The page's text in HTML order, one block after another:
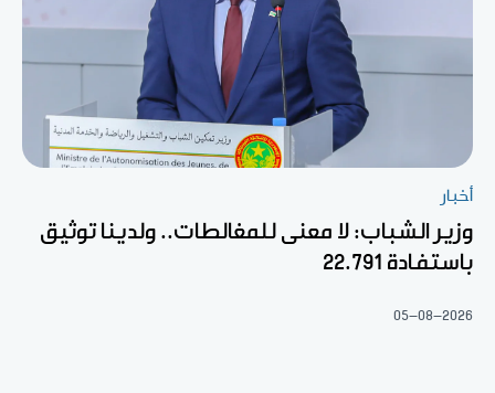
أخبار
وزير الشباب: لا معنى للمغالطات.. ولدينا توثيق
باستفادة 22.791
05-08-2026